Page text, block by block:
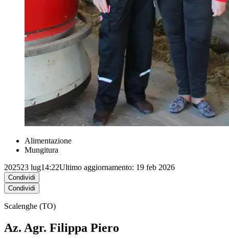
Alimentazione
Mungitura
202523 lug14:22Ultimo aggiornamento: 19 feb 2026
Condividi
Condividi
Scalenghe (TO)
Az. Agr. Filippa Piero